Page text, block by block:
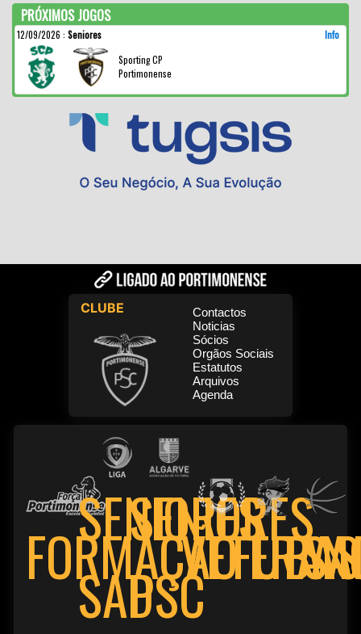
PRÓXIMOS JOGOS
12/09/2026 : Seniores
Info
Sporting CP
Portimonense
CLUBE
Contactos
Noticias
Sócios
Orgãos Sociais
Estatutos
Arquivos
Agenda
FORMAÇÃO
SENIORES
SAD
SENIORES
PSC